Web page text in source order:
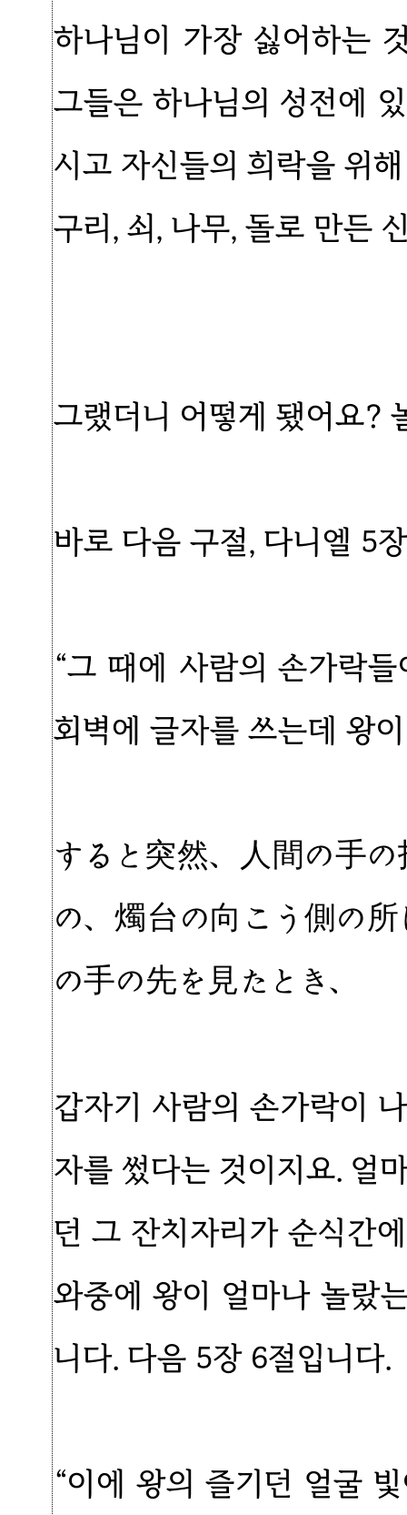
하나님이 가장 싫어하는
그들은 하나님의 성전에
시고 자신들의 희락을 위
구리, 쇠, 나무, 돌로 만든
그랬더니 어떻게 됐어요?
바로 다음 구절, 다니엘 5
“그 때에 사람의 손가락
회벽에 글자를 쓰는데 왕
すると突然、人間の手
の、燭台の向こう側の
の手の先を見たとき、
갑자기 사람의 손가락이
자를 썼다는 것이지요. 얼
던 그 잔치자리가 순식간
와중에 왕이 얼마나 놀랐
니다. 다음 5장 6절입니다.
“이에 왕의 즐기던 얼굴